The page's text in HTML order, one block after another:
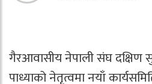
गैरआवासीय नेपाली संघ दक्षिण
पाध्याको नेतृत्वमा नयाँ